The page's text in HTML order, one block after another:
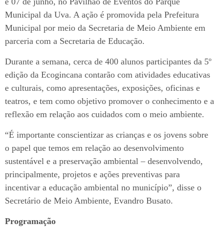
Municipal da Uva. A ação é promovida pela Prefeitura
Municipal por meio da Secretaria de Meio Ambiente em
parceria com a Secretaria de Educação.
Durante a semana, cerca de 400 alunos participantes da 5º
edição da Ecogincana contarão com atividades educativas
e culturais, como apresentações, exposições, oficinas e
teatros, e tem como objetivo promover o conhecimento e a
reflexão em relação aos cuidados com o meio ambiente.
“É importante conscientizar as crianças e os jovens sobre
o papel que temos em relação ao desenvolvimento
sustentável e a preservação ambiental – desenvolvendo,
principalmente, projetos e ações preventivas para
incentivar a educação ambiental no município”, disse o
Secretário de Meio Ambiente, Evandro Busato.
Programação